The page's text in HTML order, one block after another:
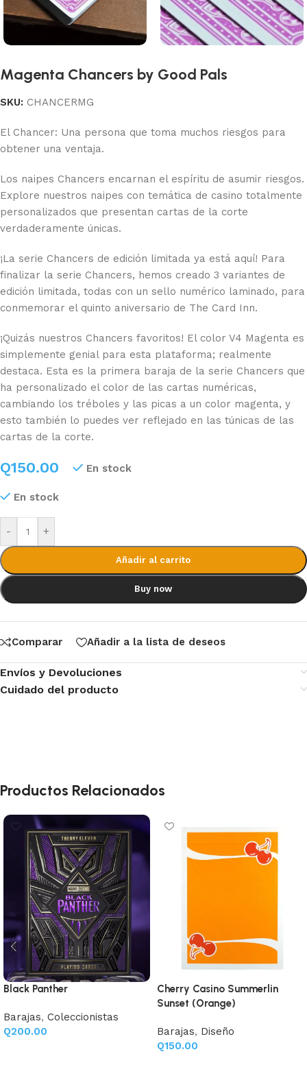
Magenta Chancers by Good Pals
SKU: CHANCERMG
El Chancer: Una persona que toma muchos riesgos para
obtener una ventaja.
Los naipes Chancers encarnan el espíritu de asumir riesgos.
Explore nuestros naipes con temática de casino totalmente
personalizados que presentan cartas de la corte
verdaderamente únicas.
¡La serie Chancers de edición limitada ya está aquí! Para
finalizar la serie Chancers, hemos creado 3 variantes de
edición limitada, todas con un sello numérico laminado, para
conmemorar el quinto aniversario de The Card Inn.
¡Quizás nuestros Chancers favoritos! El color V4 Magenta es
simplemente genial para esta plataforma; realmente
destaca. Esta es la primera baraja de la serie Chancers que
ha personalizado el color de las cartas numéricas,
cambiando los tréboles y las picas a un color magenta, y
esto también lo puedes ver reflejado en las túnicas de las
cartas de la corte.
Q150.00 En stock
En stock
- +
Añadir al carrito
Buy now
Comparar Añadir a la lista de deseos
Envíos y Devoluciones
Cuidado del producto
Productos Relacionados
Black Panther
Barajas, Coleccionistas
Q200.00
Cherry Casino Summerlin
Sunset (Orange)
Barajas, Diseño
Q150.00